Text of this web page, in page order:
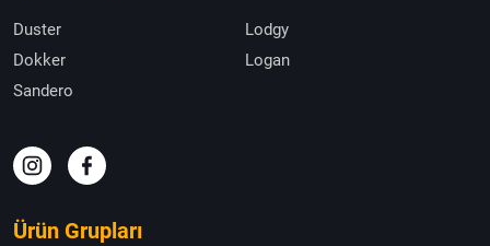
Duster
Lodgy
Dokker
Logan
Sandero
Ürün Grupları